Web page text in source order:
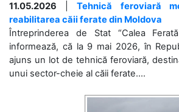
11.05.2026 |Tehnică feroviară
reabilitarea căii ferate din Moldova
Întreprinderea de Stat “Calea
informează, că la 9 mai 2026, în
ajuns un lot de tehnică feroviară,
unui sector-cheie al căii ferate....